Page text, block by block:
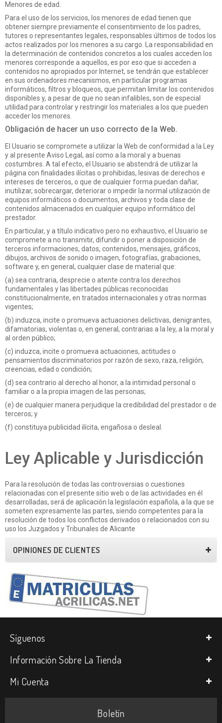
Menores de edad.
Para el uso de los servicios, los menores de edad tienen que
obtener siempre previamente el consentimiento de los padres,
tutores o representantes legales, responsables últimos de todos los
actos realizados por los menores a su cargo. La responsabilidad en
la determinación de contenidos concretos a los cuales acceden los
menores corresponde a aquellos, es por eso que si acceden a
contenidos no apropiados por Internet, se tendrán que establecer
en sus ordenadores mecanismos, en particular programas
informáticos, filtros y bloqueos, que permitan limitar los contenidos
disponibles y, a pesar de que no sean infalibles, son de especial
utilidad para controlar y restringir los materiales a los que pueden
acceder los menores.
Obligación de hacer un uso correcto de la Web.
El Usuario se compromete a utilizar la Web de conformidad a la Ley
y al presente Aviso Legal, así como a la moral y a buenas
costumbres. A tal efecto, el Usuario se abstendrá de utilizar la
página con finalidades ilícitas o prohibidas, lesivas de derechos e
intereses de terceros, o que de cualquier forma puedan dañar,
inutilizar, sobrecargar, deteriorar o impedir la normal utilización de
equipos informáticos o documentos, archivos y toda clase de
contenidos almacenados en cualquier equipo informático del
prestador.
En particular, y a título indicativo pero no exhaustivo, el Usuario se
compromete a no transmitir, difundir o poner a disposición de
terceros informaciones, datos, contenidos, mensajes, gráficos,
dibujos, archivos de sonido o imagen, fotografías, grabaciones,
software y, en general, cualquier clase de material que:
(a) sea contraria, desprecie o atente contra los derechos
fundamentales y las libertades públicas reconocidas
constitucionalmente, en tratados internacionales y otras normas
vigentes;
(b) induzca, incite o promueva actuaciones delictivas, denigrantes,
difamatorias, violentas o, en general, contrarias a la ley, a la moral y
al orden público;
(c) induzca, incite o promueva actuaciones, actitudes o
pensamientos discriminatorios por razón de sexo, raza, religión,
creencias, edad o condición;
(d) sea contrario al derecho al honor, a la intimidad personal o
familiar o a la propia imagen de las personas;
(e) de cualquier manera perjudique la credibilidad del prestador o de
terceros; y
(f) constituya publicidad ilícita, engañosa o desleal.
Ley Aplicable y Jurisdicción
Para la resolución de todas las controversias o cuestiones
relacionadas con el presente sitio web o de las actividades en él
desarrolladas, será de aplicación la legislación española, a la que se
someten expresamente las partes, siendo competentes para la
resolución de todos los conflictos derivados o relacionados con su
uso los Juzgados y Tribunales de Alicante
OPINIONES DE CLIENTES
Síguenos
Información Sobre La Tienda
Mi Cuenta
Boletín